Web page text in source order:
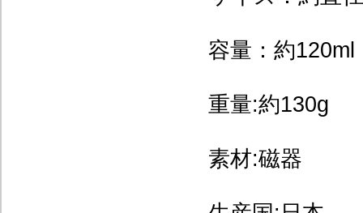
容量：約120ml
重量:約130g
素材:磁器